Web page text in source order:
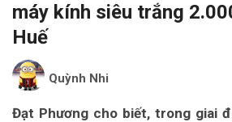
máy kính siêu trắng
Huế
Quỳnh Nhi
Đạt Phương cho biết, trong giai